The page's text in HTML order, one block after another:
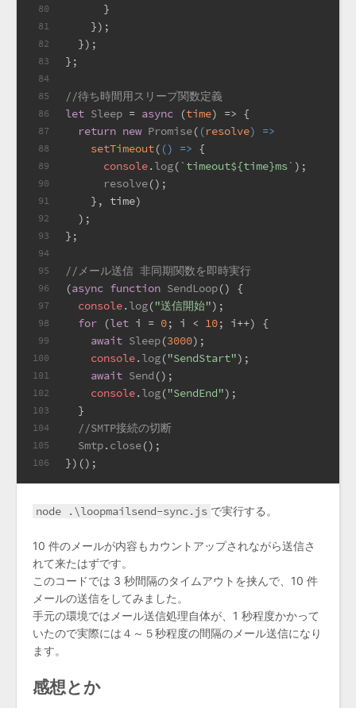
80
81
82
83
84
85
86
87
88
89
90
91
92
93
94
95
96
97
98
99
100
101
102
103
104
105
106
      }
    });
  });
};
//待ち時間用スリープ関数定義
let Sleep = async (time) => {
return new Promise( (resolve) =>
setTimeout( () => {
console.log( `timeout${time}ms` );
resolve();
    }, time)
  );
};
//メール送信 非同期関数を即時実行
(async function SendLoop() {
console.log("送信開始");
for (let i = 0; i < 10; i++) {
await Sleep(3000);
console.log("SendStart");
await Send ();
console.log("SendEnd");
  }
//SMTP接続の切断
Smtp.close();
})();
node .\loopmailsend-sync.js で実行する。
10 件のメールが内容もカウントアップされながら送信さ
れて来たはずです。
このコードでは 3 秒間隔のタイムアウトを挟んで、10 件
メールの送信をしてみました。
手元の環境ではメール送信処理自体が、1 秒程度かかって
いたので実際には４～５秒程度の間隔のメール送信になり
ます。
感想とか